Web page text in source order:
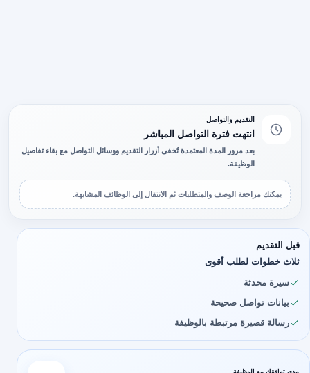
التقديم والتواصل
انتهت فترة التواصل المباشر
بعد مرور المدة المعتمدة تُخفى أزرار التقديم ووسائل التواصل مع بقاء تفاصيل
الوظيفة.
يمكنك مراجعة الوصف والمتطلبات ثم الانتقال إلى الوظائف المشابهة.
قبل التقديم
ثلاث خطوات لطلب أقوى
سيرة محدثة
بيانات تواصل صحيحة
رسالة قصيرة مرتبطة بالوظيفة
مدى توافقك مع الوظيفة